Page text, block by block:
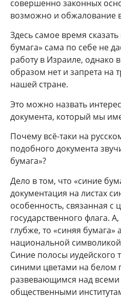
совершенно законных
возможно и обжалование
Здесь самое время
бумага» сама по себе не
работу в Израиле, однако
образом нет и запрета на
нашей стране.
Это можно назвать
документа, который мы
Почему всё-таки на
подобного документа
бумага»?
Дело в том, что «синие
документация на листах
особенность, связанная с
государственного флага.
глубже, то «синяя бумага»
национальной
Синие полосы иудейского
синими цветами на белом
развевающимся над всеми
общественными